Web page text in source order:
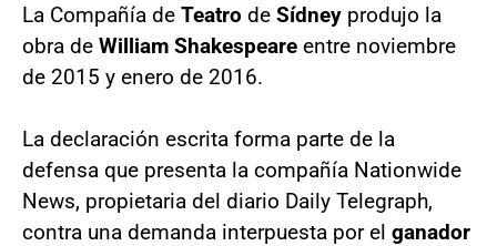
La Compañía de Teatro de Sídney produjo la
obra de William Shakespeare entre noviembre
de 2015 y enero de 2016.
La declaración escrita forma parte de la
defensa que presenta la compañía Nationwide
News, propietaria del diario Daily Telegraph,
contra una demanda interpuesta por el ganador